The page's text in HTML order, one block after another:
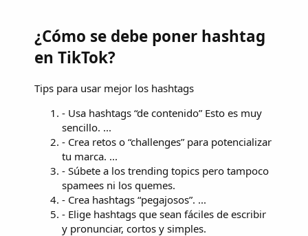
¿Cómo se debe poner hashtag
en TikTok?
Tips para usar mejor los hashtags
- Usa hashtags “de contenido” Esto es muy
sencillo. ...
- Crea retos o “challenges” para potencializar
tu marca. ...
- Súbete a los trending topics pero tampoco
spamees ni los quemes.
- Crea hashtags “pegajosos”. ...
- Elige hashtags que sean fáciles de escribir
y pronunciar, cortos y simples.